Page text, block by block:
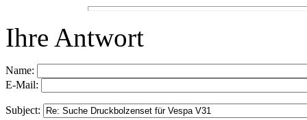
Ihre Antwort
Name:
E-Mail:
Subject: